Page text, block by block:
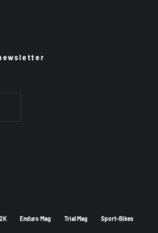
Enduro Mag Trial Mag Sport-Bikes